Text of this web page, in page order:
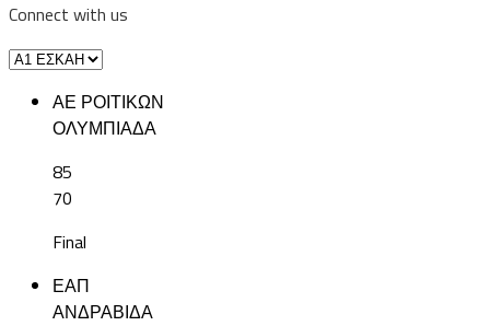
Connect with us
ΑΕ ΡΟΙΤΙΚΩΝ
ΟΛΥΜΠΙΑΔΑ
85
70
Final
ΕΑΠ
ΑΝΔΡΑΒΙΔΑ